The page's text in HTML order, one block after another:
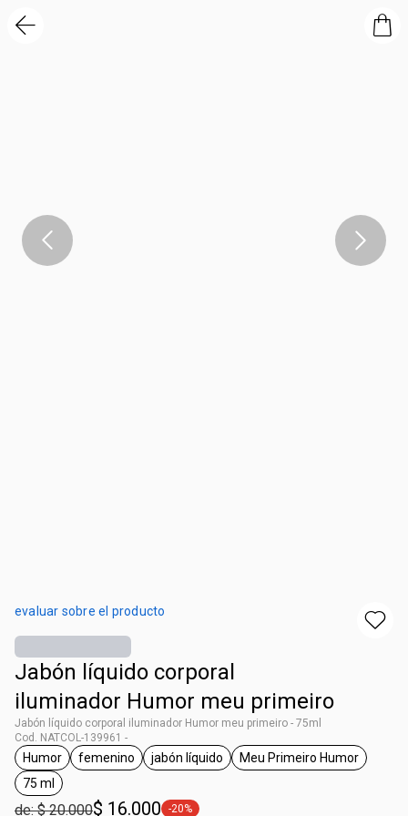
evaluar sobre el producto
Jabón líquido corporal
iluminador Humor meu primeiro
Jabón líquido corporal iluminador Humor meu primeiro - 75ml
Cod. NATCOL-139961 -
general.tag Humor
Humor
general.tag femenino
femenino
general.tag jabón líquido
jabón líquido
general.tag Meu
Meu Primeiro Humor
general.tag 75 ml
75 ml
de: $ 20.000$ 16.000 -20%